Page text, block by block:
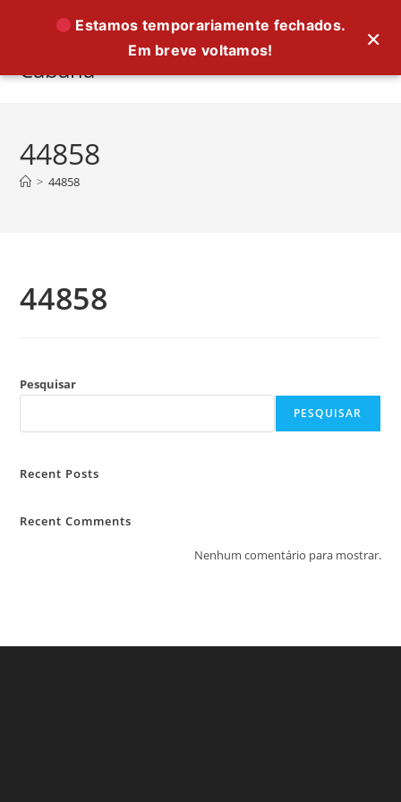
conteúdo
Cabana
44858
> 44858
44858
Pesquisar
PESQUISAR
Recent Posts
Recent Comments
Nenhum comentário para mostrar.
×
Estamos temporariamente fechados.
Em breve voltamos!